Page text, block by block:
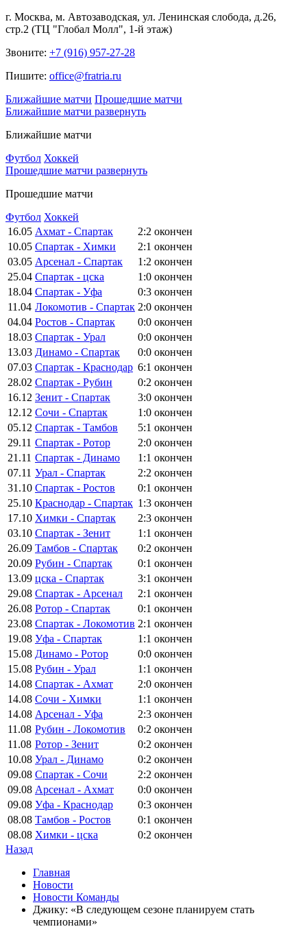
г. Москва, м. Автозаводская, ул. Ленинская слобода, д.26,
стр.2 (ТЦ "Глобал Молл", 1-й этаж)
Звоните: +7 (916) 957-27-28
Пишите: office@fratria.ru
Ближайшие матчи Прошедшие матчи
Ближайшие матчи развернуть
Ближайшие матчи
Футбол Хоккей
Прошедшие матчи развернуть
Прошедшие матчи
Футбол Хоккей
16.05 Ахмат - Спартак 2:2 окончен
10.05 Спартак - Химки 2:1 окончен
03.05 Арсенал - Спартак 1:2 окончен
25.04 Спартак - цска 1:0 окончен
18.04 Спартак - Уфа 0:3 окончен
11.04 Локомотив - Спартак 2:0 окончен
04.04 Ростов - Спартак 0:0 окончен
18.03 Спартак - Урал 0:0 окончен
13.03 Динамо - Спартак 0:0 окончен
07.03 Спартак - Краснодар 6:1 окончен
28.02 Спартак - Рубин 0:2 окончен
16.12 Зенит - Спартак 3:0 окончен
12.12 Сочи - Спартак 1:0 окончен
05.12 Спартак - Тамбов 5:1 окончен
29.11 Спартак - Ротор 2:0 окончен
21.11 Спартак - Динамо 1:1 окончен
07.11 Урал - Спартак 2:2 окончен
31.10 Спартак - Ростов 0:1 окончен
25.10 Краснодар - Спартак 1:3 окончен
17.10 Химки - Спартак 2:3 окончен
03.10 Спартак - Зенит 1:1 окончен
26.09 Тамбов - Спартак 0:2 окончен
20.09 Рубин - Спартак 0:1 окончен
13.09 цска - Спартак 3:1 окончен
29.08 Спартак - Арсенал 2:1 окончен
26.08 Ротор - Спартак 0:1 окончен
23.08 Спартак - Локомотив 2:1 окончен
19.08 Уфа - Спартак 1:1 окончен
15.08 Динамо - Ротор 0:0 окончен
15.08 Рубин - Урал 1:1 окончен
14.08 Спартак - Ахмат 2:0 окончен
14.08 Сочи - Химки 1:1 окончен
14.08 Арсенал - Уфа 2:3 окончен
11.08 Рубин - Локомотив 0:2 окончен
11.08 Ротор - Зенит 0:2 окончен
10.08 Урал - Динамо 0:2 окончен
09.08 Спартак - Сочи 2:2 окончен
09.08 Арсенал - Ахмат 0:0 окончен
09.08 Уфа - Краснодар 0:3 окончен
08.08 Тамбов - Ростов 0:1 окончен
08.08 Химки - цска 0:2 окончен
Назад
Главная
Новости
Новости Команды
Джику: «В следующем сезоне планируем стать
чемпионами»